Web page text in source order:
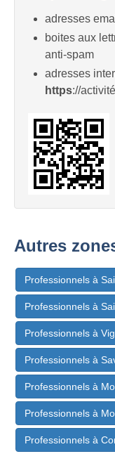
adresses
boites aux
anti-spam
adresses
https://
Autres
Professionnels à
Professionnels à
Professionnels à
Professionnels à
Professionnels à
Professionnels à
Professionnels à